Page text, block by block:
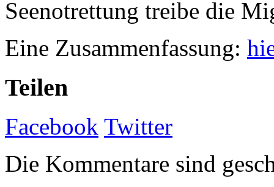
Seenotrettung treibe die
Eine Zusammenfassung:
Teilen
Facebook Twitter
Die Kommentare sind